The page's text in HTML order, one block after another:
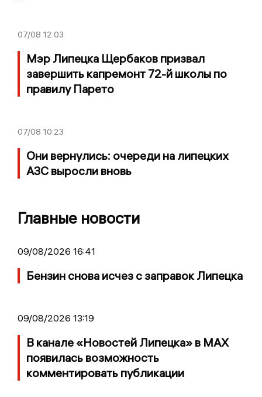
07/08 12:03
Мэр Липецка Щербаков призвал
завершить капремонт 72-й школы по
правилу Парето
07/08 10:23
Они вернулись: очереди на липецких
АЗС выросли вновь
Главные новости
09/08/2026 16:41
Бензин снова исчез с заправок Липецка
09/08/2026 13:19
В канале «Новостей Липецка» в MAX
появилась возможность
комментировать публикации